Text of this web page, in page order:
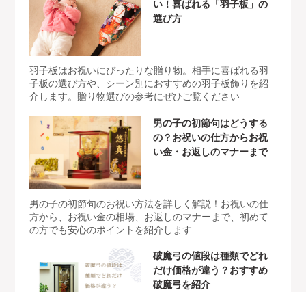
い！喜ばれる「羽子板」の
選び方
羽子板はお祝いにぴったりな贈り物。相手に喜ばれる羽
子板の選び方や、シーン別におすすめの羽子板飾りを紹
介します。贈り物選びの参考にぜひご覧ください
男の子の初節句はどうする
の？お祝いの仕方からお祝
い金・お返しのマナーまで
男の子の初節句のお祝い方法を詳しく解説！お祝いの仕
方から、お祝い金の相場、お返しのマナーまで、初めて
の方でも安心のポイントを紹介します
破魔弓の値段は種類でどれ
だけ価格が違う？おすすめ
破魔弓を紹介